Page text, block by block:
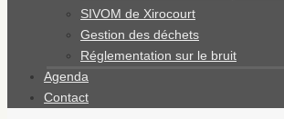
SIVOM de Xirocourt
Gestion des déchets
Réglementation sur le bruit
Agenda
Contact